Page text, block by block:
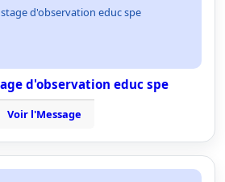
d'observation educ spe
d'observation educ spe
Voir l'Message